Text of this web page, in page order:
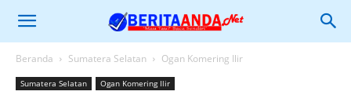
Beranda Sumatera Selatan Ogan Komering Ilir
Sumatera Selatan Ogan Komering Ilir